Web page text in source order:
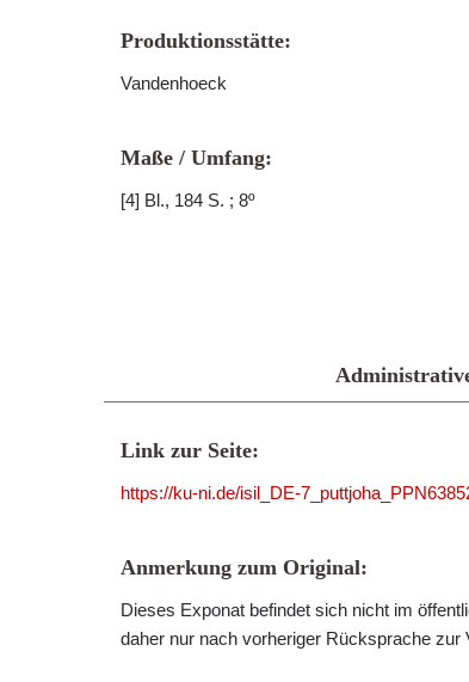
Produktionsstätte:
Vandenhoeck
Maße / Umfang:
[4] Bl., 184 S. ; 8º
Link zur Seite:
https://ku-ni.de/isil_DE-
Anmerkung zum Original:
Dieses Exponat befindet sich nicht im
daher nur nach vorheriger Rücksprache zur